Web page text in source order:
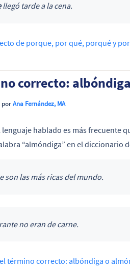
llegó tarde a la cena.
de porque, por qué, porqué y
correcto:
porAna Fernández, MA
lenguaje hablado es más frecuente
“almóndiga” en el diccionario
son las más ricas del mundo.
no eran de carne.
el término correcto: albóndiga o